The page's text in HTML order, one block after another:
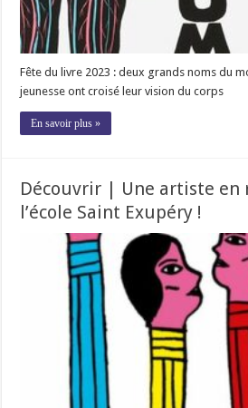
Fête du livre 2023 : deux grands noms du
jeunesse ont croisé leur vision du corps
En savoir plus »
Découvrir | Une artiste en
l’école Saint Exupéry !